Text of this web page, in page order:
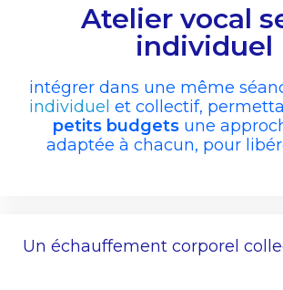
Atelier vocal
individuel
intégrer dans une même
individuel et collectif,
petits budgetsune
adaptée à chacun, pour
Un échauffement corporel